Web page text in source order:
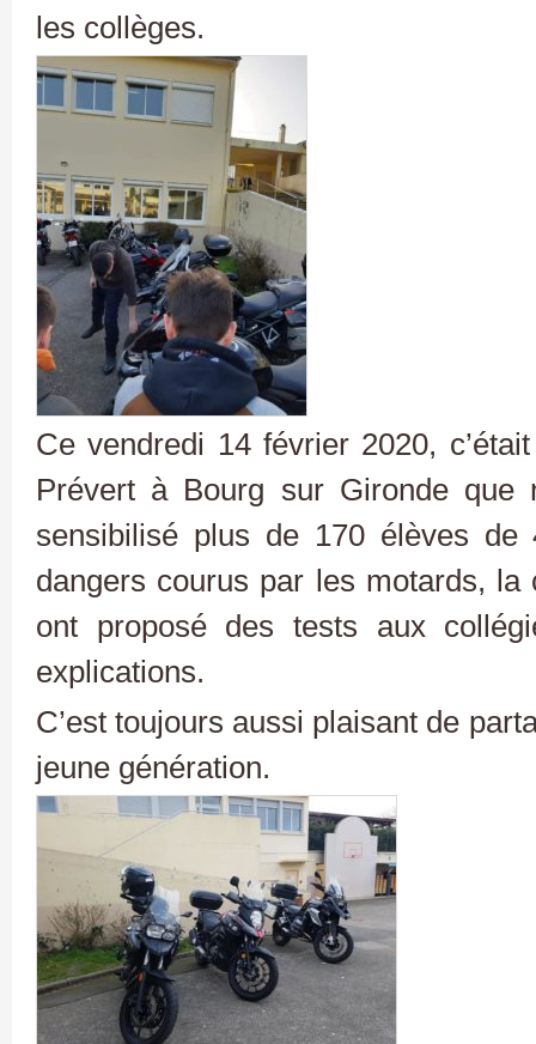
les collèges.
Ce vendredi 14 février 2020,
Prévert à Bourg sur Gironde que
sensibilisé plus de 170 élèves
dangers courus par les motards,
ont proposé des tests aux
explications.
C’est toujours aussi plaisant de
jeune génération.